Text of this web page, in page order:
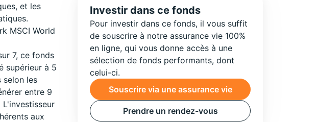
et les
MSCI World
7, ce fonds
supérieur à 5
selon les
entre 9
aux
Investir dans ce fonds
Pour investir dans ce fonds, il vous suffit
de souscrire à notre assurance vie 100%
en ligne, qui vous donne accès à une
sélection de fonds performants, dont
celui-ci.
Souscrire via une assurance vie
Prendre un rendez-vous